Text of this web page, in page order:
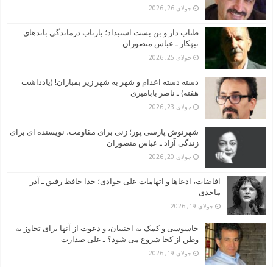
جولای 26, 2026
طناب دار و بن بست استبداد؛ بازتاب درماندگی باندهای
تبهکار ـ عباس منصوران
جولای 25, 2026
دسته دسته اعدام و شهر به شهر زیر بمباران! (یادداشت
هفته) ـ ناصر بابامیری
جولای 23, 2026
شهرنوش پارسی پور؛ زنی برای مقاومت، نویسنده ای برای
زندگی آزاد ـ عباس منصوران
جولای 20, 2026
افاضات، ادعاها و اتهامات علی جوادی؛ خدا حافظ رفیق ـ آذر
ماجدی
جولای 19, 2026
جاسوسی و کمک به اجنبیان، و دعوت از آنها برای تجاوز به
وطن از کجا شروع می شود؟ ـ علی صدارت
جولای 19, 2026